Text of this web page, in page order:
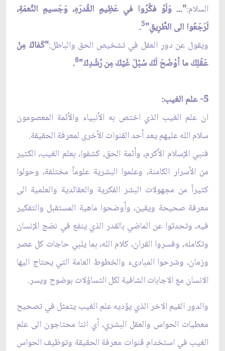
السلام:"... وَلَوْ فكَّرُوا في عَظِيمِ القُدرَهِ، وَجَسيمِ النِّعمَةِ،
لَرَجَعُوا الى الطَّرِيقِ"5
.
ويقول عن دور العقل في تشخيص الحق والباطل:"كَفاكَ مِنْ
عَقْلِكَ ما أوْضَحَ لَكَ سُبُلَ غَيّكَ مِن رُشْدِكَ"6
.
5- علم الغيب:
ان علم الغيب الذي اختص به الأنبياء والأئمة المعصومون
سلام الله عليهم يعد أحد القنوات الأخرى لمعرفة الحقيقة.
فنبي الإسلام الأكرم، وأئمة الحق، كشفوا، بعلم الغيب، الكثير
من الأسرار الكامنة، وعلموا البشرية علوماً مختلفة، وحولوا
كثيراً من مجهولات البشر الفكرية والعقائدية والعلمية الى
معرفة صحيحة ويقين، وأوضحوا ماهية المستقبل والتفكير
فيه، وتحدثوا عن الماضي بالقدر الذي ينفع في نضج الإنسان
وتكامله، وفسروا القران، كلام الله، بما يلبي حاجات كل عصر
وزمان، وشرحوا المبادى‏ء والخطوط العامة التي يحتاج اليها
الانسان مع الاجابات الشافية لكل التساؤلات بوضوح ويسر.
والدور القيم الاخر الذي يؤديه علم الغيب يتمثل في تصحيح
معطيات الحواس والعقل البشري، أي اننا محتاجون الى علم
الغيب في استخدام قنوات معرفة الحقيقة وتوظيف الحواس